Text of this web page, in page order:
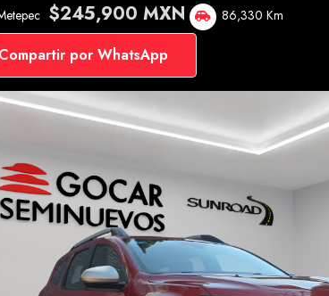
$245,900 MXN 86,330 Km
Compartir por WhatsApp